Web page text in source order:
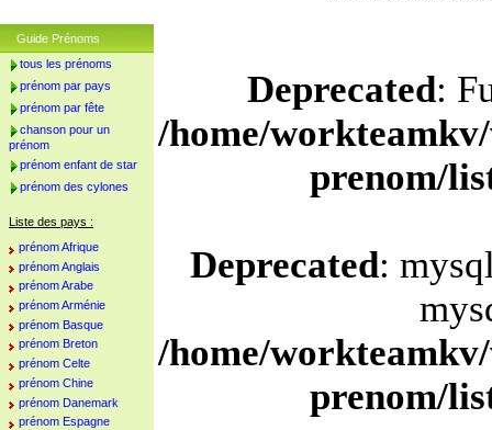
Deprecated:
/home/
prenom/
Deprecated:
/home/
prenom/
Guide Prénoms
tous les prénoms
prénom par pays
prénom par fête
chanson pour un
prénom
prénom enfant de star
prénom des cylones
Liste des pays :
prénom Afrique
prénom Anglais
prénom Arabe
prénom Arménie
prénom Basque
prénom Breton
prénom Celte
prénom Chine
prénom Danemark
prénom Espagne